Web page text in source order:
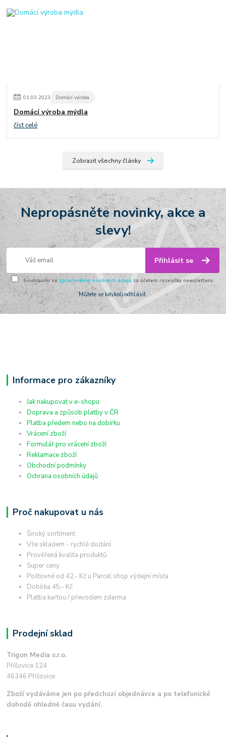
01.03.2023 Domácí výroba
Domácí výroba mýdla
číst celé
Zobrazit všechny články
Nepropásněte novinky, akce a
slevy!
Přihlásit se
Souhlasím se zpracováním osobních údajů za účelem rozesílky newsletteru.
Můžete se kdykoli odhlásit.
Informace pro zákazníky
Jak nakupovat v e-shopu
Doprava a způsob platby v ČR
Platba předem nebo na dobírku
Vrácení zboží
Formulář pro vrácení zboží
Reklamace zboží
Obchodní podmínky
Ochrana osobních údajů
Proč nakupovat u nás
Široký sortiment
Vše skladem - rychlé dodání
Prověřená kvalita produktů
Super ceny
Poštovné od 42,- Kč u Parcel shop výdejní místa
Dobírka 45,- Kč
Platba kartou / převodem zdarma
Prodejní sklad
Trigon Media s.r.o.
Příšovice 124
46346 Příšovice
Zboží vydáváme jen po předchozí objednávce a po telefonické
dohodě ohledně času vydání.